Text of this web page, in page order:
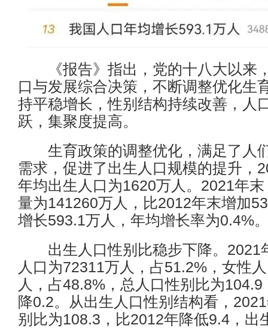
《报告》指出，党的十八大以来
口与发展综合决策，不断调整优化生
持平稳增长，性别结构持续改善，人
跃，集聚度提高。
生育政策的调整优化，满足了人
需求，促进了出生人口规模的提升，
年均出生人口为1620万人。2021年
量为141260万人，比2012年末增加
增长593.1万人，年均增长率为0.4%
出生人口性别比稳步下降。2021
人口为72311万人，占51.2%，女性
人，占48.8%，总人口性别比为
降0.2。从出生人口性别结构看，
别比为108.3，比2012年降低9.4，出